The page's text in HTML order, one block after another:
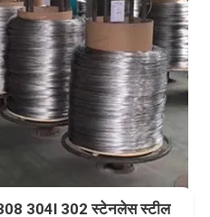
304l 302 स्टेनलेस स्टील